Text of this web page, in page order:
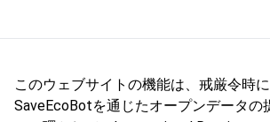
このウェブサイトの機能は、戒厳令時
SaveEcoBotを通じたオープンデータの